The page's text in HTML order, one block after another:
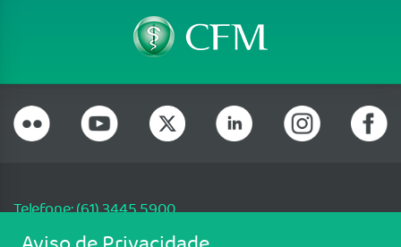
Telefone: (61) 3445 5900
Email: cfm@portalmedico.org.br